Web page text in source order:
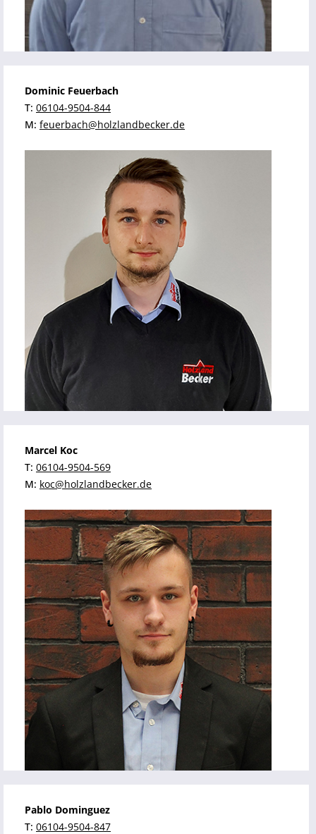
Dominic Feuerbach
T: 06104-9504-844
M: feuerbach@holzlandbecker.de
Pablo Dominguez
T: 06104-9504-847
Marcel Koc
T: 06104-9504-569
M: koc@holzlandbecker.de